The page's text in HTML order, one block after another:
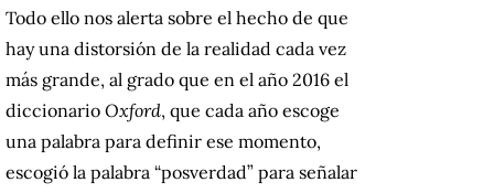
Todo ello nos alerta sobre el hecho de que
hay una distorsión de la realidad cada vez
más grande, al grado que en el año 2016 el
diccionario Oxford, que cada año escoge
una palabra para definir ese momento,
escogió la palabra “posverdad” para señalar